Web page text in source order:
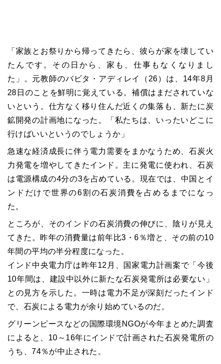
「家族とお祭りから帰ってきたら、彼らが家を壊してい
たんです。その日から、家も、仕事もなくなりまし
た」。元教師のバビタ・アディレイ（26）は、14年8月
28日のことを鮮明に覚えている。補償はまだされていな
いという。仕方なく移り住んだ近くの集落も、新たに炭
鉱開発の計画地になった。「私たちは、いったいどこに
行けばいいというのでしょうか」
急速な経済成長に伴う電力需要をまかなうため、石炭火
力発電を増やしてきたインド。主に発電に使われ、石炭
は電源構成の4分の3を占めている。現在では、中国とイ
ンドだけで世界の6割の石炭消費を占めるまでになっ
た。
ところが、そのインドの石炭消費の伸びに、陰りが見え
てきた。昨年の消費量は前年比3・6％増と、その前の10
年間の平均の半分程度になった。
インド中央電力庁は昨年12月、国家電力計画案で「今後
10年間は、建設中以外に新たな石炭発電所は必要ない」
との見方を示した。一時は電力不足が深刻だったインド
で、石炭による電力が余り始めているのだ。
グリーンピースなどの国際環境NGOが今年まとめた調査
によると、10～16年にインドで計画された石炭発電所の
うち、74％が中止された。